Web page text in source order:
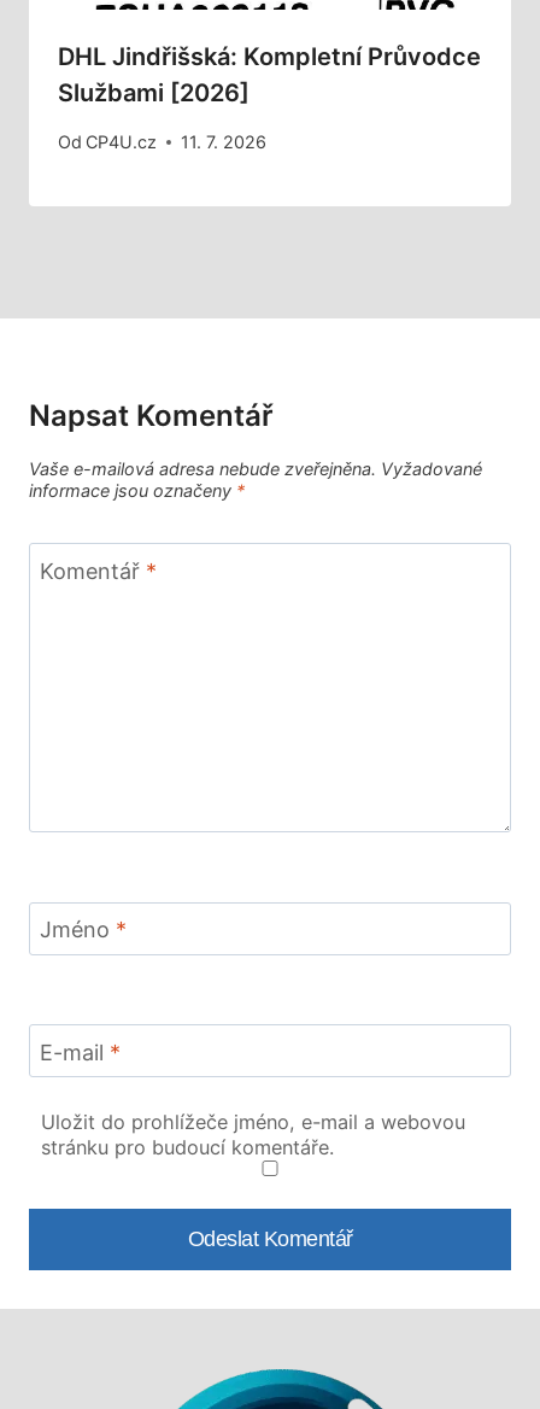
DHL Jindřišská: Kompletní Průvodce
Službami [2026]
Od CP4U.cz 11. 7. 2026
Napsat Komentář
Vaše e-mailová adresa nebude zveřejněna. Vyžadované
informace jsou označeny *
Komentář *
Jméno *
E-mail *
Uložit do prohlížeče jméno, e-mail a webovou
stránku pro budoucí komentáře.